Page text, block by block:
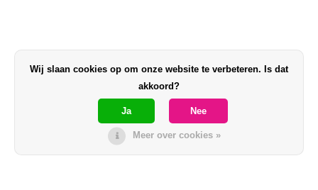
Wij slaan cookies op om onze website te verbeteren. Is dat
akkoord?
Ja Nee
Meer over cookies »